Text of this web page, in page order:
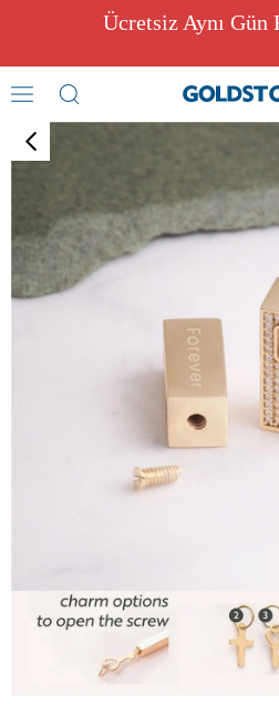
Ücretsiz Aynı Gün
Kül Hazneli Takılar